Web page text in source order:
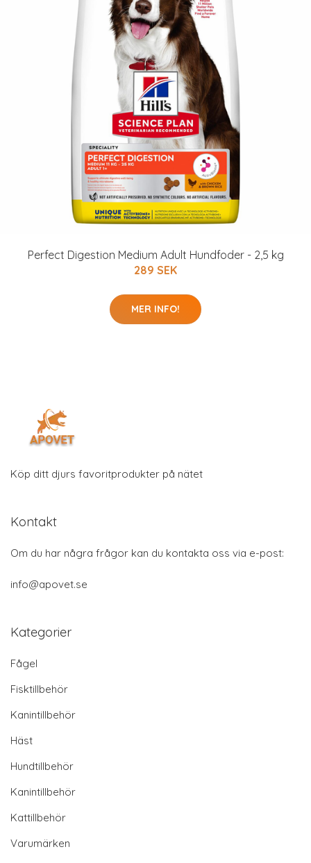
Perfect Digestion Medium Adult Hundfoder - 2,5 kg
289 SEK
MER INFO!
Köp ditt djurs favoritprodukter på nätet
Kontakt
Om du har några frågor kan du kontakta oss via e-post:
info@apovet.se
Kategorier
Fågel
Fisktillbehör
Kanintillbehör
Häst
Hundtillbehör
Kanintillbehör
Kattillbehör
Varumärken